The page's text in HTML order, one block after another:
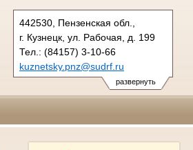
развернуть
442530, Пензенская обл.,
г. Кузнецк, ул. Рабочая, д. 199
Тел.: (84157) 3-10-66
kuznetsky.pnz@sudrf.ru